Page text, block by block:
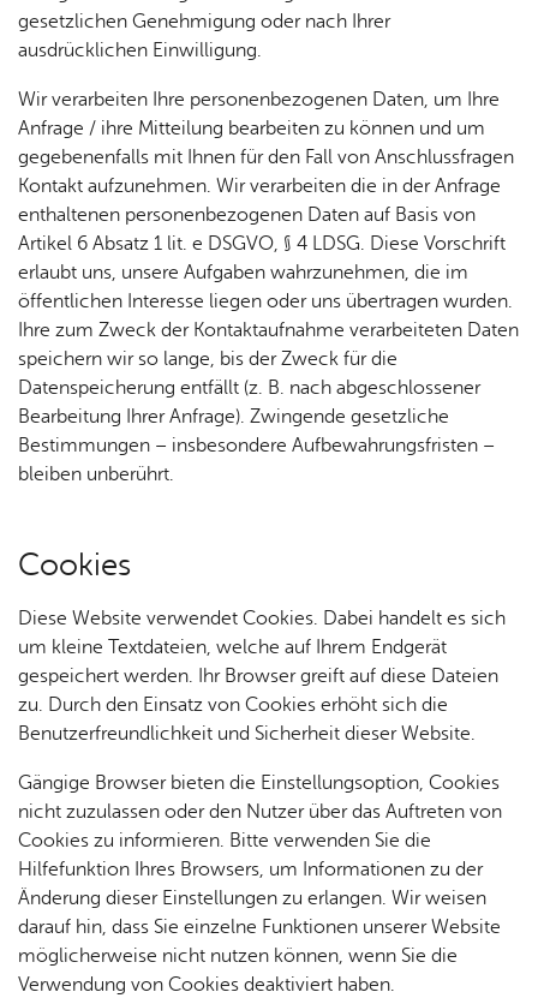
gesetzlichen Genehmigung oder nach Ihrer
ausdrücklichen Einwilligung.
Wir verarbeiten Ihre personenbezogenen Daten, um Ihre
Anfrage / ihre Mitteilung bearbeiten zu können und um
gegebenenfalls mit Ihnen für den Fall von Anschlussfragen
Kontakt aufzunehmen. Wir verarbeiten die in der Anfrage
enthaltenen personenbezogenen Daten auf Basis von
Artikel 6 Absatz 1 lit. e DSGVO, § 4 LDSG. Diese Vorschrift
erlaubt uns, unsere Aufgaben wahrzunehmen, die im
öffentlichen Interesse liegen oder uns übertragen wurden.
Ihre zum Zweck der Kontaktaufnahme verarbeiteten Daten
speichern wir so lange, bis der Zweck für die
Datenspeicherung entfällt (z. B. nach abgeschlossener
Bearbeitung Ihrer Anfrage). Zwingende gesetzliche
Bestimmungen – insbesondere Aufbewahrungsfristen –
bleiben unberührt.
Coo­kies
Diese Website verwendet Cookies. Dabei handelt es sich
um kleine Textdateien, welche auf Ihrem Endgerät
gespeichert werden. Ihr Browser greift auf diese Dateien
zu. Durch den Einsatz von Cookies erhöht sich die
Benutzerfreundlichkeit und Sicherheit dieser Website.
Gängige Browser bieten die Einstellungsoption, Cookies
nicht zuzulassen oder den Nutzer über das Auftreten von
Cookies zu informieren. Bitte verwenden Sie die
Hilfefunktion Ihres Browsers, um Informationen zu der
Änderung dieser Einstellungen zu erlangen. Wir weisen
darauf hin, dass Sie einzelne Funktionen unserer Website
möglicherweise nicht nutzen können, wenn Sie die
Verwendung von Cookies deaktiviert haben.